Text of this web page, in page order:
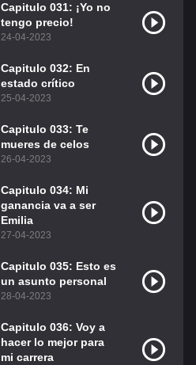
Capitulo 031: ¡Yo no
tengo precio!
24-04-2023
Capitulo 032: En
estado crítico
25-04-2023
Capitulo 033: Te
mueres de celos
26-04-2023
Capitulo 034: Mi
ganancia va a ser
Emilia
27-04-2023
Capitulo 035: Esto es
un asunto personal
28-04-2023
Capitulo 036: Voy a
hacer lo mejor para
mi carrera